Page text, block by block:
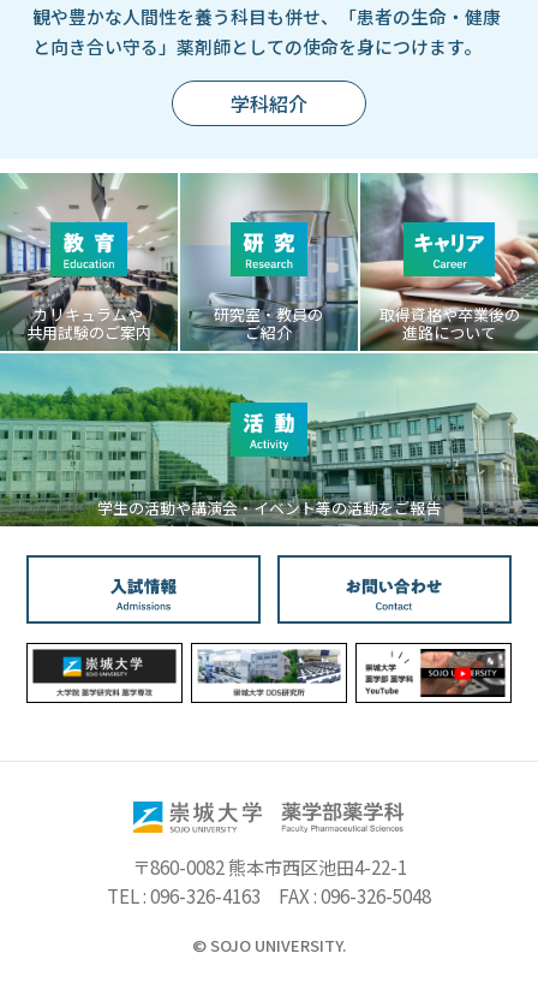
観や豊かな人間性を養う科目も併せ、「患者の生命・健康
と向き合い守る」薬剤師としての使命を身につけます。
学科紹介
カリキュラムや
共用試験のご案内
研究室・教員の
ご紹介
取得資格や卒業後の
進路について
学生の活動や講演会・イベント等の活動をご報告
〒860-0082 熊本市西区池田4-22-1
TEL 096-326-4163 FAX 096-326-5048
© SOJO UNIVERSITY.